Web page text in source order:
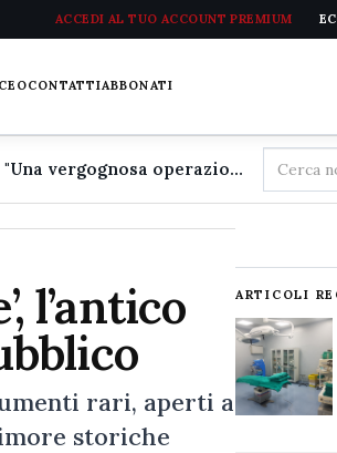
ACCEDI AL TUO ACCOUNT PREMIUM
CONTATTIABBONATI
Riattivazione sale operatorie al Caracciolo, Greco: "Una vergognosa operazione di propaganda"
Cerca
nel
l’antico
rari, aperti a
storiche
ARTICOLI